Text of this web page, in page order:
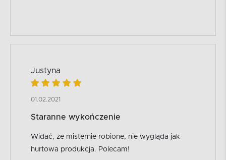
Justyna
01.02.2021
Staranne wykończenie
Widać, że misternie robione, nie wygląda jak
hurtowa produkcja. Polecam!